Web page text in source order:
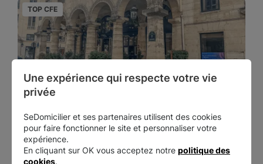
TOP CFE
Paris 2
9 rue des colonnes, 75002, Paris, France
Une expérience qui respecte votre vie
privée
SeDomicilier et ses partenaires utilisent des cookies
pour faire fonctionner le site et personnaliser votre
expérience.
En cliquant sur OK vous acceptez notre politique des
cookies.